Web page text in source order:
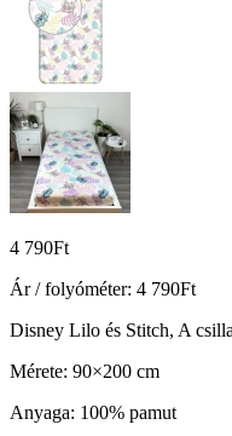
4 790Ft
Ár / folyóméter: 4 790Ft
Disney Lilo és Stitch, A
Mérete: 90×200 cm
Anyaga: 100% pamut